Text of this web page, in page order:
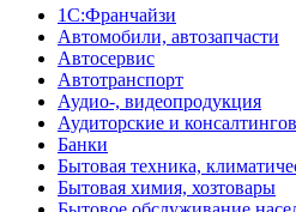
1С:Франчайзи
Автомобили, автозапчасти
Автосервис
Автотранспорт
Аудио-, видеопродукция
Аудиторские и
Банки
Бытовая техника,
Бытовая химия, хозтовары